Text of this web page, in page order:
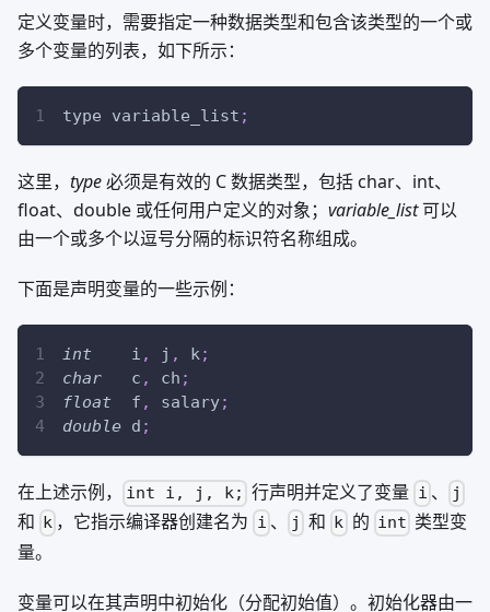
定义变量时，需要指定一种数据类型和包含该类型的一个或
多个变量的列表，如下所示：
type variable_list ;
这里， type必须是有效的 C 数据类型，包括 char、int、
float、double 或任何用户定义的对象； variable_list可以
由一个或多个以逗号分隔的标识符名称组成。
下面是声明变量的一些示例：
int
    i
, j , k;
char
   c
, ch ;
float
  f
, salary;
double d ;
在上述示例， int i, j, k; 行声明并定义了变量 i 、 j
和 k ，它指示编译器创建名为 i 、 j 和 k 的 int 类型变
量。
变量可以在其声明中初始化（分配初始值）。初始化器由一